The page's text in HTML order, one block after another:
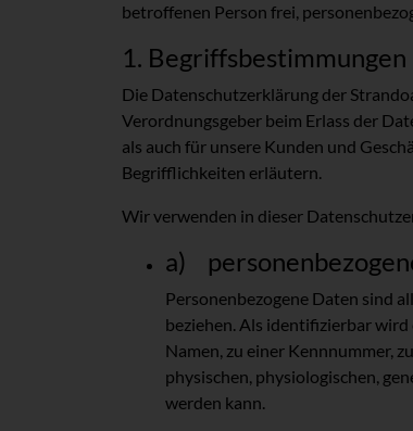
betroffenen Person frei,
1. Begriffsbestimmungen
Die Datenschutzerklärung der
Verordnungsgeber beim Erlass der
als auch für unsere Kunden und
Begrifflichkeiten erläutern.
Wir verwenden in dieser
a)
Personenbezogene Daten sind
beziehen. Als identifizierbar
Namen, zu einer Kennnummer,
physischen, physiologischen,
werden kann.